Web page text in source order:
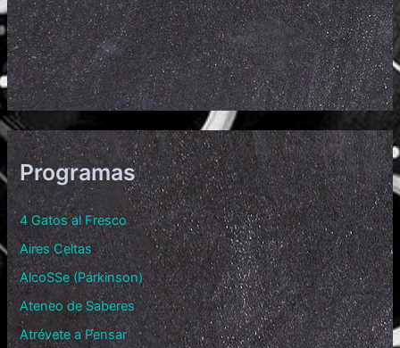
Programas
4 Gatos al Fresco
Aires Celtas
AlcoSSe (Párkinson)
Ateneo de Saberes
Atrévete a Pensar